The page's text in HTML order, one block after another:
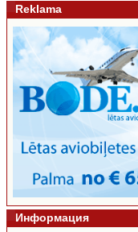
Reklama
Информация